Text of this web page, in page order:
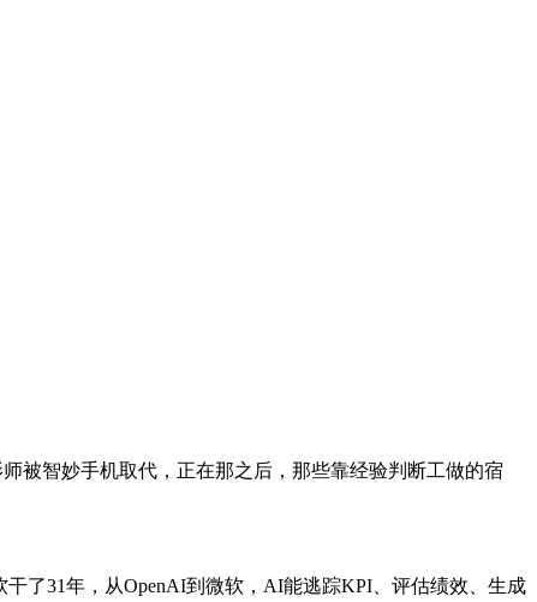
被智妙手机取代，正在那之后，那些靠经验判断工做的宿
了31年，从OpenAI到微软，AI能逃踪KPI、评估绩效、生成